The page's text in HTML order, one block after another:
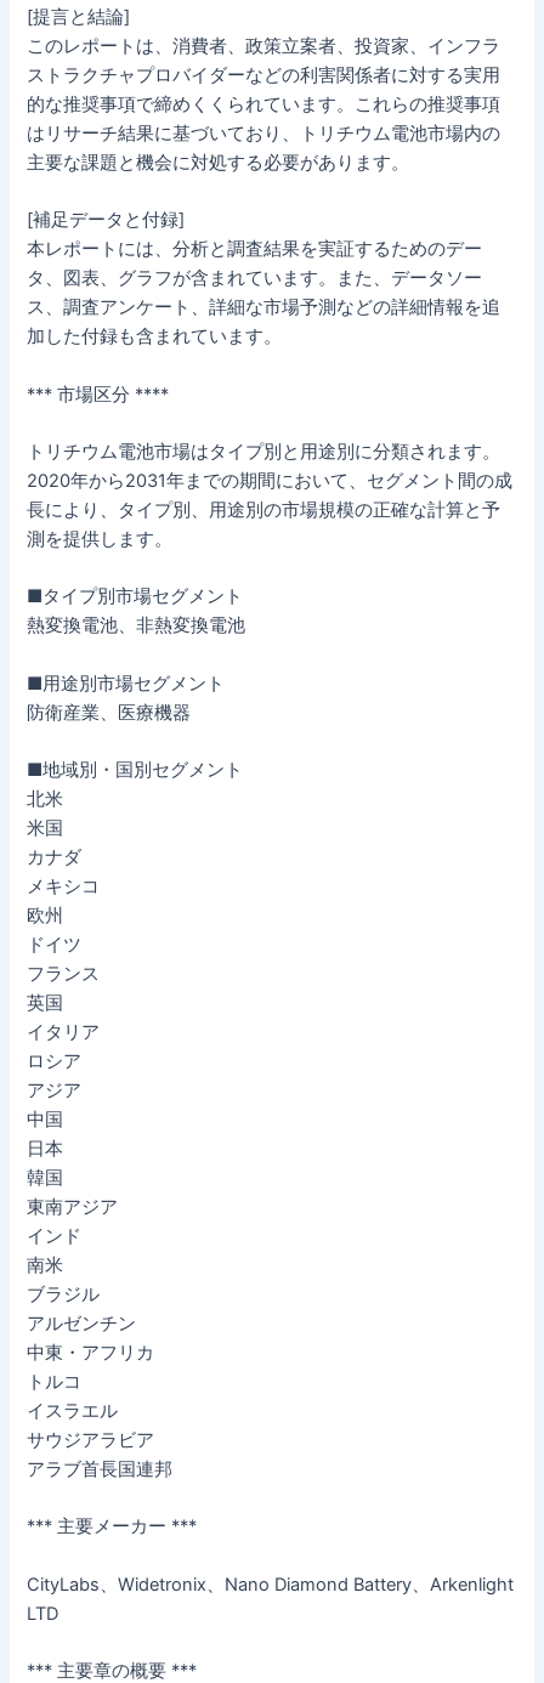
[提言と結論]
このレポートは、消費者、政策立案者、投資家、インフラ
ストラクチャプロバイダーなどの利害関係者に対する実用
的な推奨事項で締めくくられています。これらの推奨事項
はリサーチ結果に基づいており、トリチウム電池市場内の
主要な課題と機会に対処する必要があります。
[補足データと付録]
本レポートには、分析と調査結果を実証するためのデー
タ、図表、グラフが含まれています。また、データソー
ス、調査アンケート、詳細な市場予測などの詳細情報を追
加した付録も含まれています。
*** 市場区分 ****
トリチウム電池市場はタイプ別と用途別に分類されます。
2020年から2031年までの期間において、セグメント間の成
長により、タイプ別、用途別の市場規模の正確な計算と予
測を提供します。
■タイプ別市場セグメント
熱変換電池、非熱変換電池
■用途別市場セグメント
防衛産業、医療機器
■地域別・国別セグメント
北米
米国
カナダ
メキシコ
欧州
ドイツ
フランス
英国
イタリア
ロシア
アジア
中国
日本
韓国
東南アジア
インド
南米
ブラジル
アルゼンチン
中東・アフリカ
トルコ
イスラエル
サウジアラビア
アラブ首長国連邦
*** 主要メーカー ***
CityLabs、Widetronix、Nano Diamond Battery、Arkenlight
LTD
*** 主要章の概要 ***